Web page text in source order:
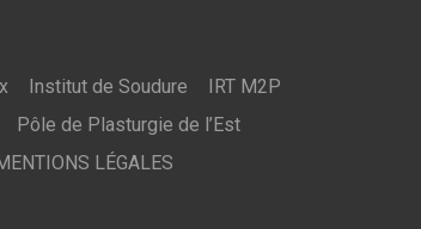
Institut de Soudure
IRT M2P
Pôle de Plasturgie de l’Est
LÉGALES